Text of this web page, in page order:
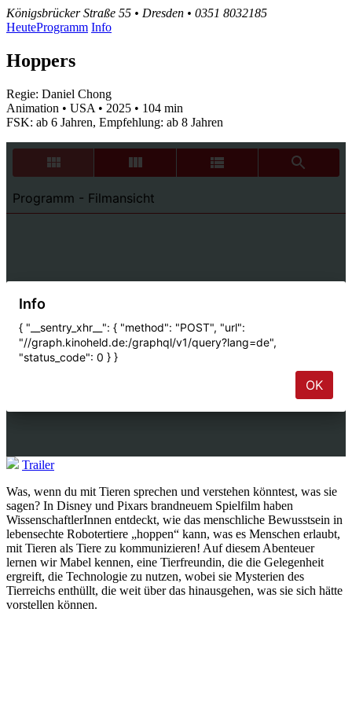
Königsbrücker Straße 55 • Dresden • 0351 8032185
HeuteProgramm Info
Hoppers
Regie: Daniel Chong
Animation • USA • 2025 • 104 min
FSK: ab 6 Jahren, Empfehlung: ab 8 Jahren
Trailer
Was, wenn du mit Tieren sprechen und verstehen könntest, was sie
sagen? In Disney und Pixars brandneuem Spielfilm haben
WissenschaftlerInnen entdeckt, wie das menschliche Bewusstsein in
lebensechte Robotertiere „hoppen“ kann, was es Menschen erlaubt,
mit Tieren als Tiere zu kommunizieren! Auf diesem Abenteuer
lernen wir Mabel kennen, eine Tierfreundin, die die Gelegenheit
ergreift, die Technologie zu nutzen, wobei sie Mysterien des
Tierreichs enthüllt, die weit über das hinausgehen, was sie sich hätte
vorstellen können.